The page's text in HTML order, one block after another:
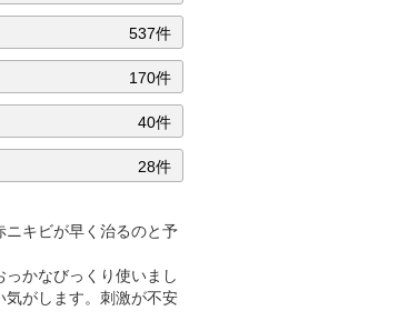
537件
170件
40件
28件
ニキビが早く治るのと予
かなびっくり使いまし
気がします。刺激が不安